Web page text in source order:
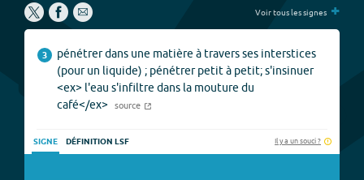
Voir tous les signes +
3
pénétrer dans une matière à travers ses interstices
(pour un liquide) ; pénétrer petit à petit; s'insinuer
<ex> l'eau s'infiltre dans la mouture du
café</ex>
source
SIGNE DÉFINITION LSF Il y a un souci ?